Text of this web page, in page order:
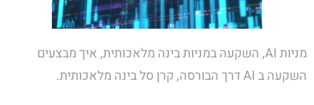
מניות AI, השקעה במניות בינה מלאכותית, איך מבצעים
השקעה ב AI דרך הבורסה, קרן סל בינה מלאכותית.